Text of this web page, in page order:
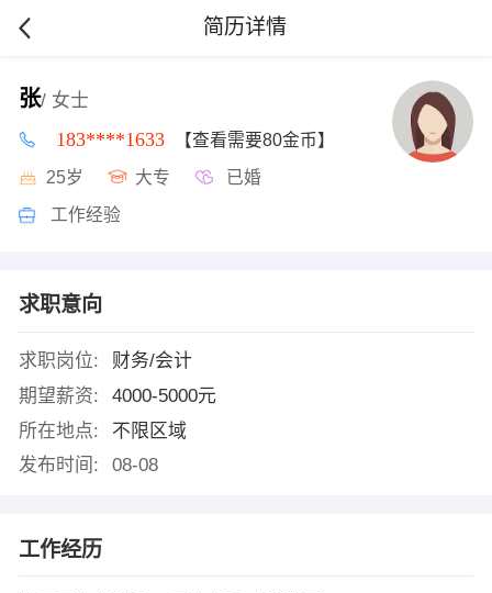
简历详情
张/ 女士
183****1633 【查看需要80金币】
25岁 大专 已婚
工作经验
求职意向
求职岗位:
财务/会计
期望薪资:
4000-5000元
所在地点:
不限区域
发布时间:
08-08
工作经历